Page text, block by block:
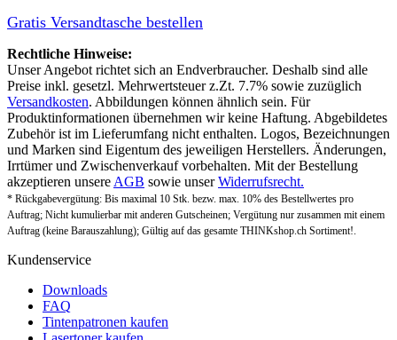
Gratis Versandtasche bestellen
Rechtliche Hinweise:
Unser Angebot richtet sich an Endverbraucher. Deshalb sind alle
Preise inkl. gesetzl. Mehrwertsteuer z.Zt. 7.7% sowie zuzüglich
Versandkosten. Abbildungen können ähnlich sein. Für
Produktinformationen übernehmen wir keine Haftung. Abgebildetes
Zubehör ist im Lieferumfang nicht enthalten. Logos, Bezeichnungen
und Marken sind Eigentum des jeweiligen Herstellers. Änderungen,
Irrtümer und Zwischenverkauf vorbehalten. Mit der Bestellung
akzeptieren unsere AGB sowie unserWiderrufsrecht.
* Rückgabevergütung: Bis maximal 10 Stk. bezw. max. 10% des Bestellwertes pro
Auftrag; Nicht kumulierbar mit anderen Gutscheinen; Vergütung nur zusammen mit einem
Auftrag (keine Barauszahlung); Gültig auf das gesamte THINKshop.ch Sortiment!.
Kundenservice
Downloads
FAQ
Tintenpatronen kaufen